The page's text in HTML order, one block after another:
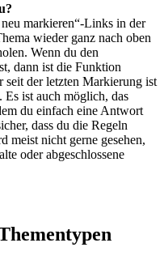
markieren“-Links in der
wieder ganz nach oben
Wenn du den
dann ist die Funktion
seit der letzten Markierung ist
Es ist auch möglich, das
du einfach eine Antwort
dass du die Regeln
meist nicht gerne gesehen,
oder abgeschlossene